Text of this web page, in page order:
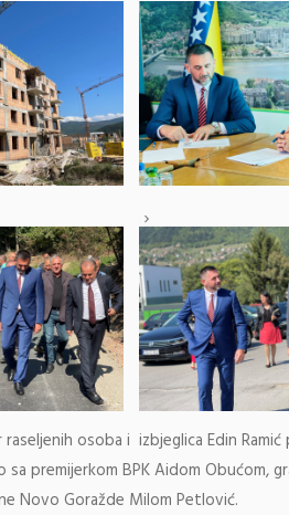
raseljenih osoba i izbjeglica Edin
sa premijerkom BPK Aidom Obućom,
Novo Goražde Milom Petlović.